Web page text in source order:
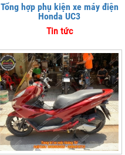
Tổng hợp phụ kiện xe máy điện
Honda UC3
Tin tức